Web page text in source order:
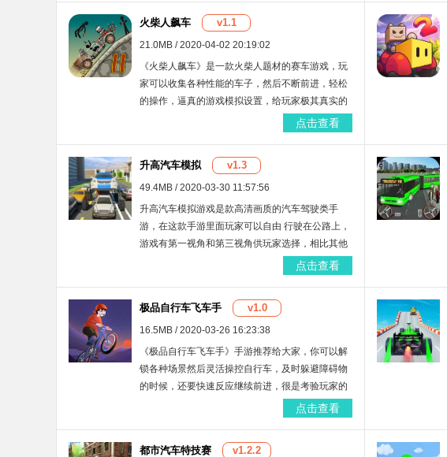
火柴人飙车 v1.1
21.0MB / 2020-04-02 20:19:02
《火柴人飙车》是一款火柴人题材的赛车游戏，玩
家可以收集各种性能的车子，然后不断前进，轻松
的操作，逼真的游戏模拟设置，给玩家极其真实的
飙车体验感，还有更多的游戏玩法等待你的探索和
点击查看
升高汽车模拟 v1.3
49.4MB / 2020-03-30 11:57:56
升高汽车模拟游戏是款高清画质的汽车驾驶类手
游，在这款手游里面玩家可以自由 行驶在公路上，
游戏有第一视角和第三视角供玩家选择，相比其他
汽车驾驶类手游而言这款手游还是可玩性很高的，
最为突出的一点就是这款手游的画质是超棒的。
点击查看
极品自行车飞车手 v1.0
16.5MB / 2020-03-26 16:23:38
《极品自行车飞车手》手游推荐给大家，你可以解
锁各种场景然后灵活操控自行车，及时躲避障碍物
的时候，还要快速反应继续前进，很是考验玩家的
操作，你可以在游戏中发挥你的车技然后开始冒
点击查看
都市汽车特技赛 v1.2.2